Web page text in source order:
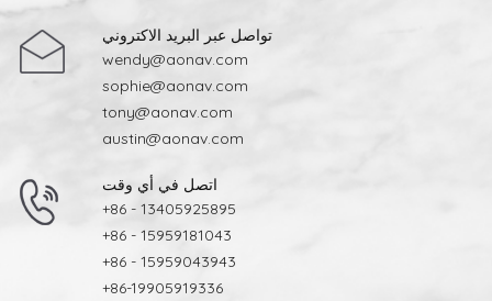
تواصل عبر البريد الاكتروني
wendy@aonav.com
sophie@aonav.com
tony@aonav.com
austin@aonav.com
اتصل في أي وقت
+86 - 13405925895
+86 - 15959181043
+86 - 15959043943
+86-19905919336